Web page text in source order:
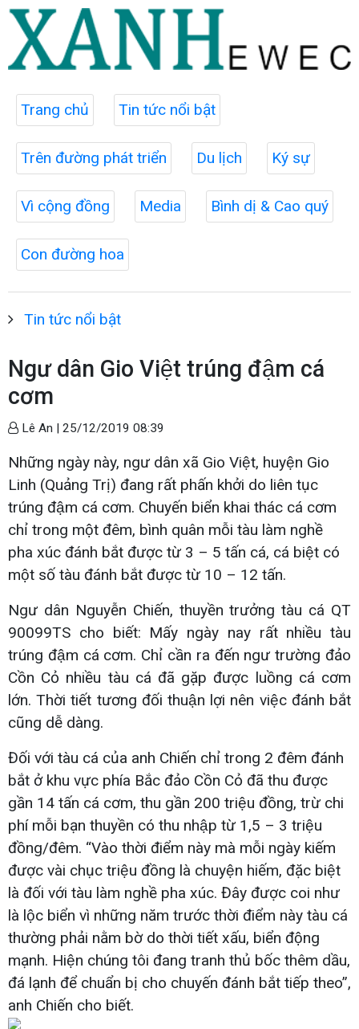
Trang chủ Tin tức nổi bật
Trên đường phát triển Du lịch Ký sự
Vì cộng đồng Media Bình dị & Cao quý
Con đường hoa
Tin tức nổi bật
Ngư dân Gio Việt trúng đậm cá
cơm
Lê An | 25/12/2019 08:39
Những ngày này, ngư dân xã Gio Việt, huyện Gio
Linh (Quảng Trị) đang rất phấn khởi do liên tục
trúng đậm cá cơm. Chuyến biển khai thác cá cơm
chỉ trong một đêm, bình quân mỗi tàu làm nghề
pha xúc đánh bắt được từ 3 – 5 tấn cá, cá biệt có
một số tàu đánh bắt được từ 10 – 12 tấn.
Ngư dân Nguyễn Chiến, thuyền trưởng tàu cá QT
90099TS cho biết: Mấy ngày nay rất nhiều tàu
trúng đậm cá cơm. Chỉ cần ra đến ngư trường đảo
Cồn Cỏ nhiều tàu cá đã gặp được luồng cá cơm
lớn. Thời tiết tương đối thuận lợi nên việc đánh bắt
cũng dễ dàng.
Đối với tàu cá của anh Chiến chỉ trong 2 đêm đánh
bắt ở khu vực phía Bắc đảo Cồn Cỏ đã thu được
gần 14 tấn cá cơm, thu gần 200 triệu đồng, trừ chi
phí mỗi bạn thuyền có thu nhập từ 1,5 – 3 triệu
đồng/đêm. “Vào thời điểm này mà mỗi ngày kiếm
được vài chục triệu đồng là chuyện hiếm, đặc biệt
là đối với tàu làm nghề pha xúc. Đây được coi như
là lộc biển vì những năm trước thời điểm này tàu cá
thường phải nằm bờ do thời tiết xấu, biển động
mạnh. Hiện chúng tôi đang tranh thủ bốc thêm dầu,
đá lạnh để chuẩn bị cho chuyến đánh bắt tiếp theo”,
anh Chiến cho biết.